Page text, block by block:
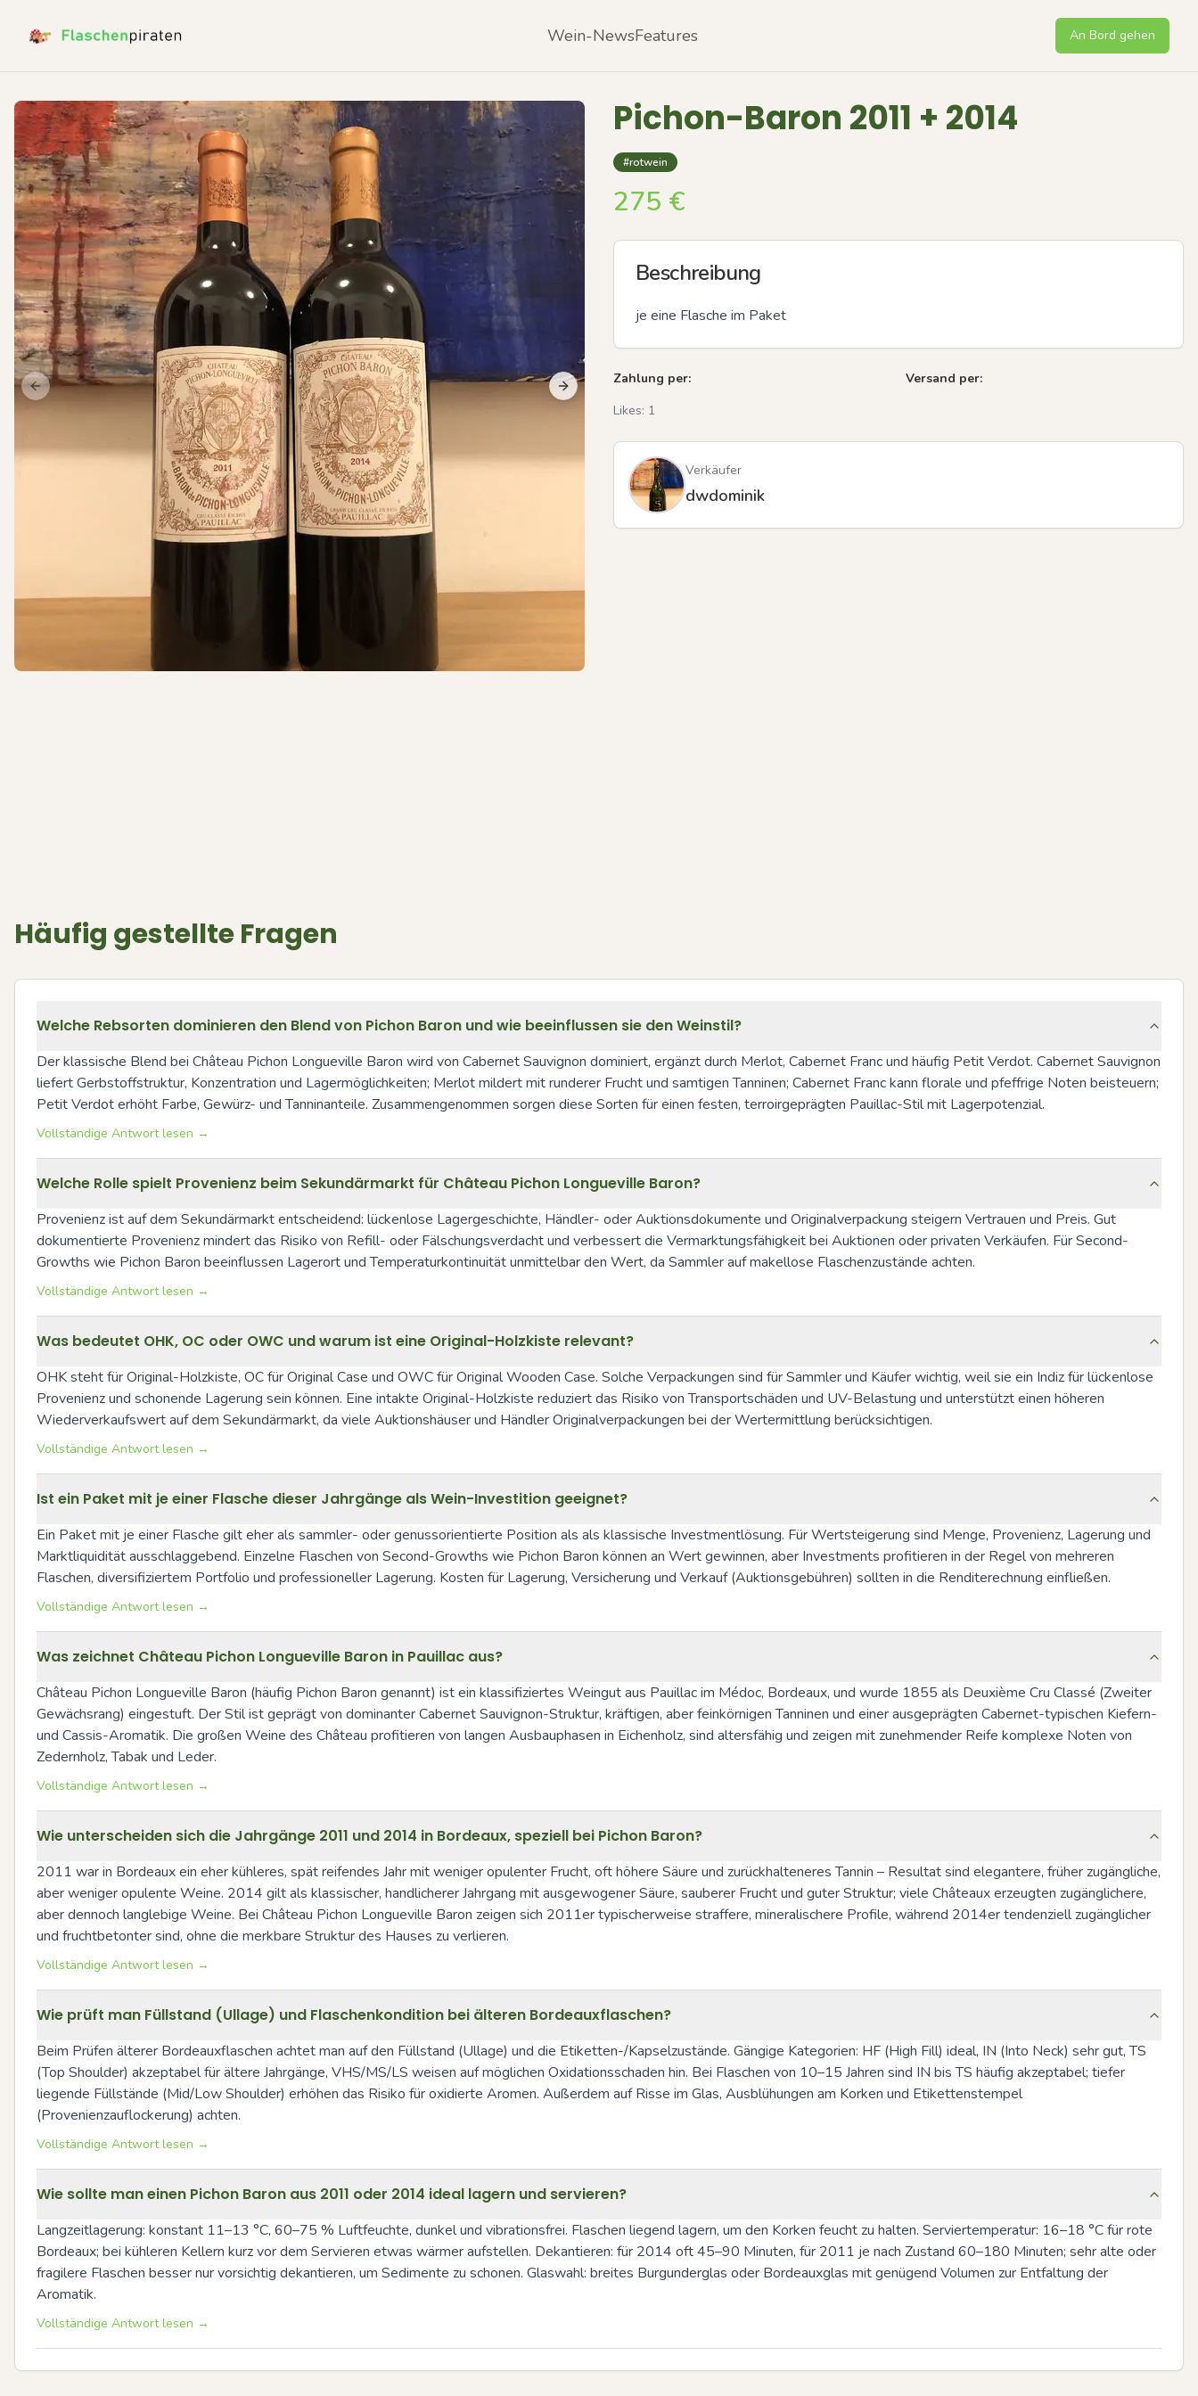
Wein-NewsFeatures An Bord gehen
Previous slide Next slide
Pichon-Baron 2011 + 2014
#rotwein
275 €
Beschreibung
je eine Flasche im Paket
Zahlung per:
Versand per:
Likes: 1
Verkäufer
dwdominik
Häufig gestellte Fragen
Welche Rebsorten dominieren den Blend von Pichon Baron und wie beeinflussen sie den Weinstil?
Der klassische Blend bei Château Pichon Longueville Baron wird von Cabernet Sauvignon dominiert, ergänzt durch Merlot, Cabernet Franc und häufig Petit Verdot. Cabernet Sauvignon
liefert Gerbstoffstruktur, Konzentration und Lagermöglichkeiten; Merlot mildert mit runderer Frucht und samtigen Tanninen; Cabernet Franc kann florale und pfeffrige Noten beisteuern;
Petit Verdot erhöht Farbe, Gewürz- und Tanninanteile. Zusammengenommen sorgen diese Sorten für einen festen, terroirgeprägten Pauillac-Stil mit Lagerpotenzial.
Vollständige Antwort lesen →
Welche Rolle spielt Provenienz beim Sekundärmarkt für Château Pichon Longueville Baron?
Provenienz ist auf dem Sekundärmarkt entscheidend: lückenlose Lagergeschichte, Händler- oder Auktionsdokumente und Originalverpackung steigern Vertrauen und Preis. Gut
dokumentierte Provenienz mindert das Risiko von Refill- oder Fälschungsverdacht und verbessert die Vermarktungsfähigkeit bei Auktionen oder privaten Verkäufen. Für Second-
Growths wie Pichon Baron beeinflussen Lagerort und Temperaturkontinuität unmittelbar den Wert, da Sammler auf makellose Flaschenzustände achten.
Vollständige Antwort lesen →
Was bedeutet OHK, OC oder OWC und warum ist eine Original-Holzkiste relevant?
OHK steht für Original-Holzkiste, OC für Original Case und OWC für Original Wooden Case. Solche Verpackungen sind für Sammler und Käufer wichtig, weil sie ein Indiz für lückenlose
Provenienz und schonende Lagerung sein können. Eine intakte Original-Holzkiste reduziert das Risiko von Transportschäden und UV-Belastung und unterstützt einen höheren
Wiederverkaufswert auf dem Sekundärmarkt, da viele Auktionshäuser und Händler Originalverpackungen bei der Wertermittlung berücksichtigen.
Vollständige Antwort lesen →
Ist ein Paket mit je einer Flasche dieser Jahrgänge als Wein-Investition geeignet?
Ein Paket mit je einer Flasche gilt eher als sammler- oder genussorientierte Position als als klassische Investmentlösung. Für Wertsteigerung sind Menge, Provenienz, Lagerung und
Marktliquidität ausschlaggebend. Einzelne Flaschen von Second-Growths wie Pichon Baron können an Wert gewinnen, aber Investments profitieren in der Regel von mehreren
Flaschen, diversifiziertem Portfolio und professioneller Lagerung. Kosten für Lagerung, Versicherung und Verkauf (Auktionsgebühren) sollten in die Renditerechnung einfließen.
Vollständige Antwort lesen →
Was zeichnet Château Pichon Longueville Baron in Pauillac aus?
Château Pichon Longueville Baron (häufig Pichon Baron genannt) ist ein klassifiziertes Weingut aus Pauillac im Médoc, Bordeaux, und wurde 1855 als Deuxième Cru Classé (Zweiter
Gewächsrang) eingestuft. Der Stil ist geprägt von dominanter Cabernet Sauvignon-Struktur, kräftigen, aber feinkörnigen Tanninen und einer ausgeprägten Cabernet-typischen Kiefern-
und Cassis-Aromatik. Die großen Weine des Château profitieren von langen Ausbauphasen in Eichenholz, sind altersfähig und zeigen mit zunehmender Reife komplexe Noten von
Zedernholz, Tabak und Leder.
Vollständige Antwort lesen →
Wie unterscheiden sich die Jahrgänge 2011 und 2014 in Bordeaux, speziell bei Pichon Baron?
2011 war in Bordeaux ein eher kühleres, spät reifendes Jahr mit weniger opulenter Frucht, oft höhere Säure und zurückhalteneres Tannin – Resultat sind elegantere, früher zugängliche,
aber weniger opulente Weine. 2014 gilt als klassischer, handlicherer Jahrgang mit ausgewogener Säure, sauberer Frucht und guter Struktur; viele Châteaux erzeugten zugänglichere,
aber dennoch langlebige Weine. Bei Château Pichon Longueville Baron zeigen sich 2011er typischerweise straffere, mineralischere Profile, während 2014er tendenziell zugänglicher
und fruchtbetonter sind, ohne die merkbare Struktur des Hauses zu verlieren.
Vollständige Antwort lesen →
Wie prüft man Füllstand (Ullage) und Flaschenkondition bei älteren Bordeauxflaschen?
Beim Prüfen älterer Bordeauxflaschen achtet man auf den Füllstand (Ullage) und die Etiketten-/Kapselzustände. Gängige Kategorien: HF (High Fill) ideal, IN (Into Neck) sehr gut, TS
(Top Shoulder) akzeptabel für ältere Jahrgänge, VHS/MS/LS weisen auf möglichen Oxidationsschaden hin. Bei Flaschen von 10–15 Jahren sind IN bis TS häufig akzeptabel; tiefer
liegende Füllstände (Mid/Low Shoulder) erhöhen das Risiko für oxidierte Aromen. Außerdem auf Risse im Glas, Ausblühungen am Korken und Etikettenstempel
(Provenienzauflockerung) achten.
Vollständige Antwort lesen →
Wie sollte man einen Pichon Baron aus 2011 oder 2014 ideal lagern und servieren?
Langzeitlagerung: konstant 11–13 °C, 60–75 % Luftfeuchte, dunkel und vibrationsfrei. Flaschen liegend lagern, um den Korken feucht zu halten. Serviertemperatur: 16–18 °C für rote
Bordeaux; bei kühleren Kellern kurz vor dem Servieren etwas wärmer aufstellen. Dekantieren: für 2014 oft 45–90 Minuten, für 2011 je nach Zustand 60–180 Minuten; sehr alte oder
fragilere Flaschen besser nur vorsichtig dekantieren, um Sedimente zu schonen. Glaswahl: breites Burgunderglas oder Bordeauxglas mit genügend Volumen zur Entfaltung der
Aromatik.
Vollständige Antwort lesen →